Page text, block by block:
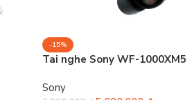
-15%
Tai nghe Sony WF-1000XM5
Sony